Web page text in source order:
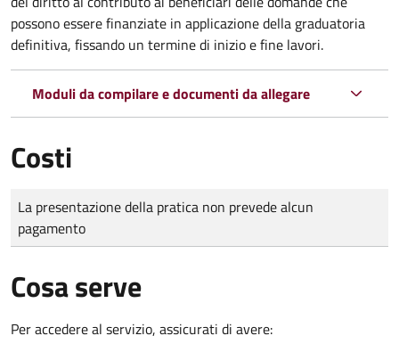
possono essere finanziate in applicazione della graduatoria
definitiva, fissando un termine di inizio e fine lavori.
Moduli da compilare e documenti da allegare
Costi
Tipo di pagamento
Importo
La presentazione della pratica non prevede alcun
pagamento
Cosa serve
Per accedere al servizio, assicurati di avere: